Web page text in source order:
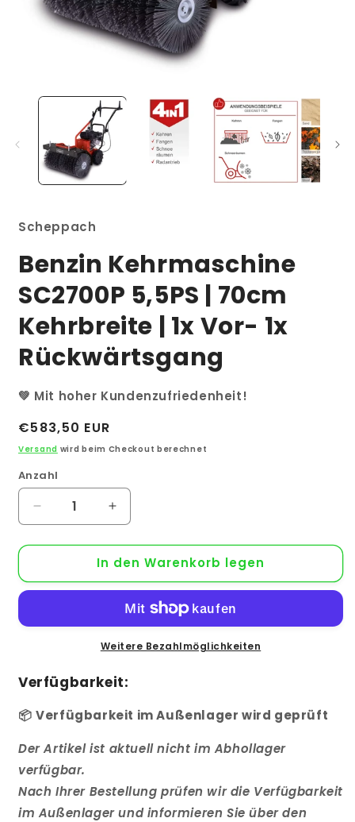
Scheppach
Benzin Kehrmaschine
SC2700P 5,5PS | 70cm
Kehrbreite | 1x Vor- 1x
Rückwärtsgang
💚 Mit hoher Kundenzufriedenheit!
Normaler
Preis
€583,50 EUR
Versand wird beim Checkout berechnet
Anzahl
Anzahl
Verringere
die
Menge
Benzin
5,5PS
Kehrbreite
1x
1x
Rückwärtsgang
Erhöhe
die
Menge
für
Benzin
SC2700P
5,5PS
|
Kehrbreite
1x
1x
In den Warenkorb legen
Weitere Bezahlmöglichkeiten
Verfügbarkeit:
📦Verfügbarkeit im Außenlager wird geprüft
Der Artikel ist aktuell nicht im Abhollager
verfügbar.
Nach Ihrer Bestellung prüfen wir die Verfügbarkeit
im Außenlager und informieren Sie über den